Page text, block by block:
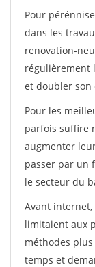
Pour
dans les
renovation-
régulièrement
et doubler
Pour les
parfois suffire
augmenter
passer par un
le secteur du
Avant
limitaient aux
méthodes
temps et